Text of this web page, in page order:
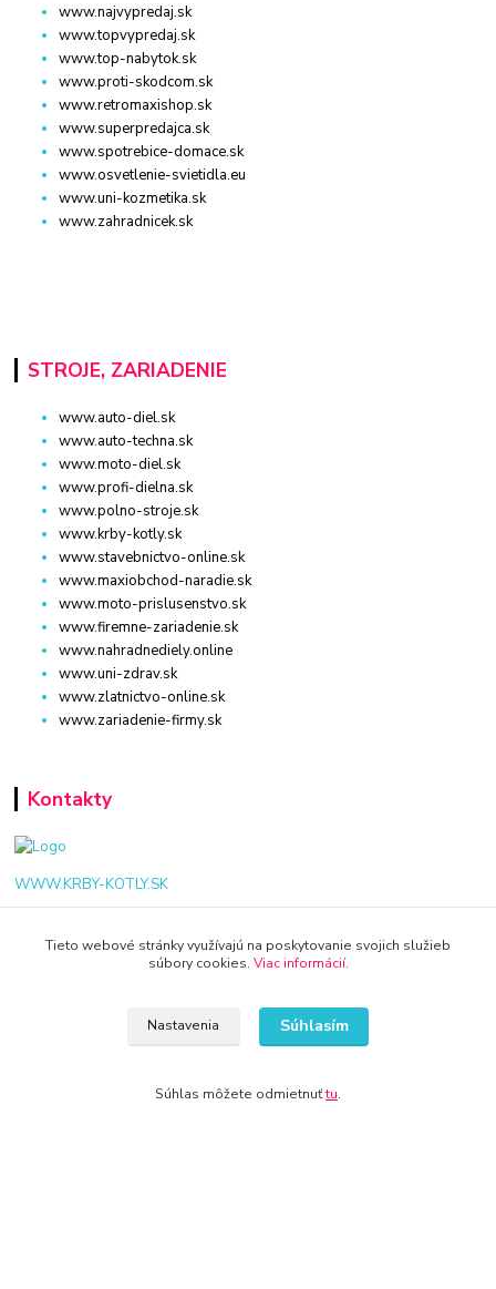
www.najvypredaj.sk
www.topvypredaj.sk
www.top-nabytok.sk
www.proti-skodcom.sk
www.retromaxishop.sk
www.superpredajca.sk
www.spotrebice-domace.sk
www.osvetlenie-svietidla.eu
www.uni-kozmetika.sk
www.zahradnicek.sk
STROJE, ZARIADENIE
www.auto-diel.sk
www.auto-techna.sk
www.moto-diel.sk
www.profi-dielna.sk
www.polno-stroje.sk
www.krby-kotly.sk
www.stavebnictvo-online.sk
www.maxiobchod-naradie.sk
www.moto-prislusenstvo.sk
www.firemne-zariadenie.sk
www.nahradnediely.online
www.uni-zdrav.sk
www.zlatnictvo-online.sk
www.zariadenie-firmy.sk
Kontakty
WWW.KRBY-KOTLY.SK
Tieto webové stránky využívajú na poskytovanie svojich služieb
súbory cookies. Viac informácií.
Nastavenia Súhlasím
Súhlas môžete odmietnuťtu.